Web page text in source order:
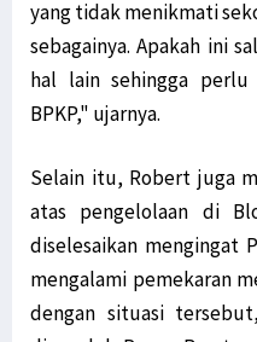
yang tidak menikmati
sebagainya. Apakah ini
hal lain sehingga
BPKP," ujarnya.
Selain itu, Robert juga
atas pengelolaan di
diselesaikan mengingat
mengalami pemekaran
dengan situasi